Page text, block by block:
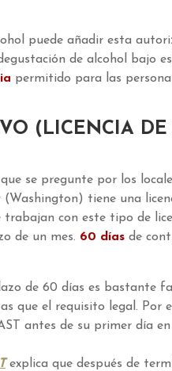
puede añadir esta
de alcohol bajo
permitido para las
(LICENCIA DE
se pregunte por los
tiene una
con este tipo de
de un mes. 60 días de
de 60 días es bastante
que el requisito legal. Por
antes de su primer día
explica que después de